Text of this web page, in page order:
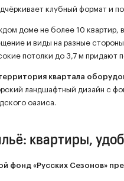
клубный формат и
доме не более 10 квартир,
и виды на разные
потолки до 3,7 м придают
квартала
ландшафтный дизайн с
оазиса.
квартиры,
фонд «Русских Сезонов»